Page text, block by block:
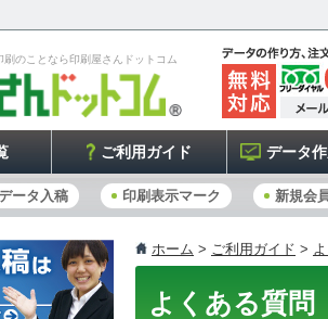
のことなら印刷屋さんドットコム
ご利用ガイド データ
ータ入稿 印刷表示マーク 新規会
ホーム > ご利用ガイド >
よくある質問